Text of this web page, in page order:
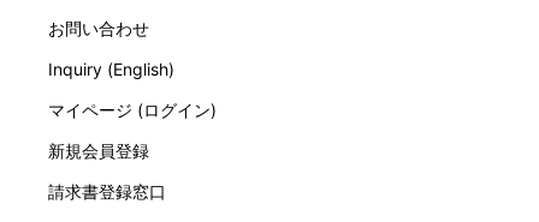
盛岡駅:NewDays盛岡南口24号
お問い合わせ
Inquiry (English)
マイページ (ログイン)
新規会員登録
請求書登録窓口